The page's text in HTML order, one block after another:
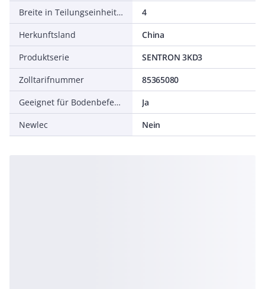
Breite in Teilungseinheiten
4
Herkunftsland
China
Produktserie
SENTRON 3KD3
Zolltarifnummer
85365080
Geeignet für Bodenbefestigung
Ja
Newlec
Nein